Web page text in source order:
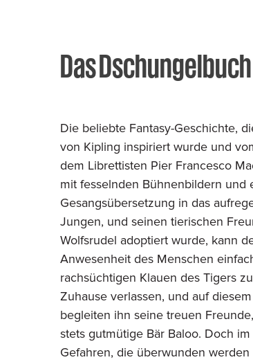
Das Dschungelbuch
Die beliebte Fantasy-Geschichte,
von Kipling inspiriert wurde und
dem Librettisten Pier Francesco
mit fesselnden Bühnenbildern und
Gesangsübersetzung in das
Jungen, und seinen tierischen
Wolfsrudel adoptiert wurde, kann
Anwesenheit des Menschen
rachsüchtigen Klauen des Tigers
Zuhause verlassen, und auf
begleiten ihn seine treuen
stets gutmütige Bär Baloo. Doch
Gefahren, die überwunden